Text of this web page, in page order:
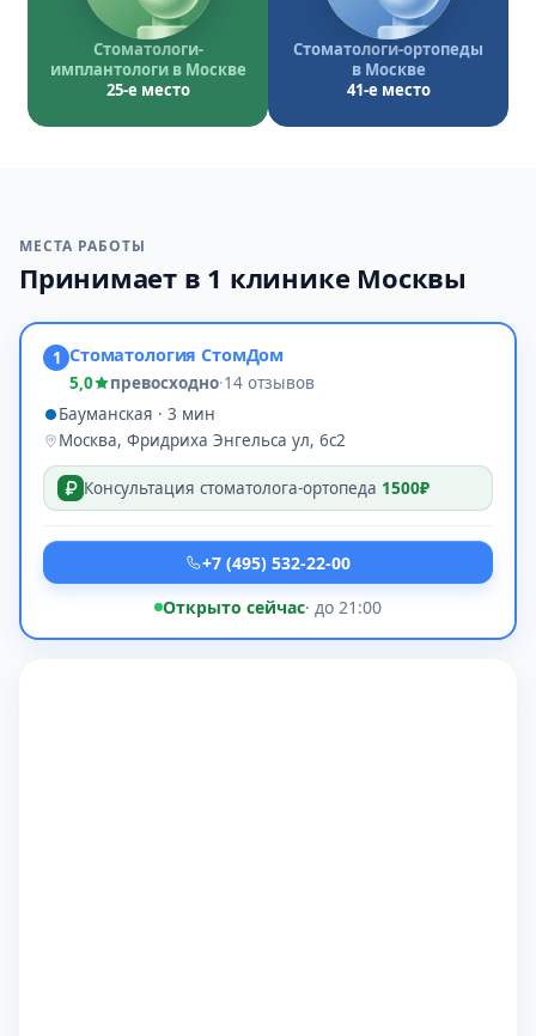
Стоматологи-
имплантологи в Москве
25-е место
Стоматологи-ортопеды
в Москве
41-е место
МЕСТА РАБОТЫ
Принимает в 1 клинике Москвы
1 Стоматология СтомДом
5,0 превосходно·14 отзывов
Бауманская · 3 мин
Москва, Фридриха Энгельса ул, 6с2
Консультация стоматолога-ортопеда 1500₽
+7 (495) 532-22-00
Открыто сейчас· до 21:00